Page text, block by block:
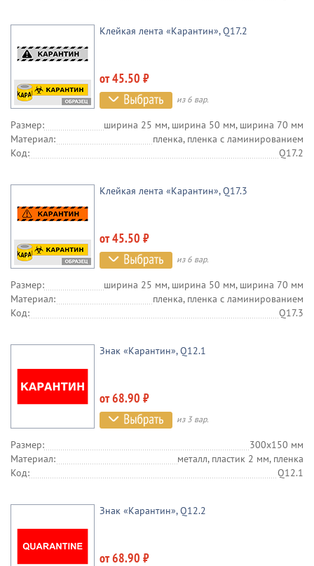
Клейкая лента «Карантин», Q17.2
от 45.50 ₽
из 6 вар.
Размер:
ширина 25 мм, ширина 50 мм, ширина 70 мм
Материал:
пленка, пленка c ламинированием
Код:
Q17.2
Клейкая лента «Карантин», Q17.3
от 45.50 ₽
из 6 вар.
Размер:
ширина 25 мм, ширина 50 мм, ширина 70 мм
Материал:
пленка, пленка c ламинированием
Код:
Q17.3
Знак «Карантин», Q12.1
от 68.90 ₽
из 3 вар.
Размер:
300х150 мм
Материал:
металл, пластик 2 мм, пленка
Код:
Q12.1
Знак «Карантин», Q12.2
от 68.90 ₽